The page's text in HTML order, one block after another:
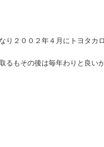
２００２年４月にトヨタカ
もその後は毎年わりと良い